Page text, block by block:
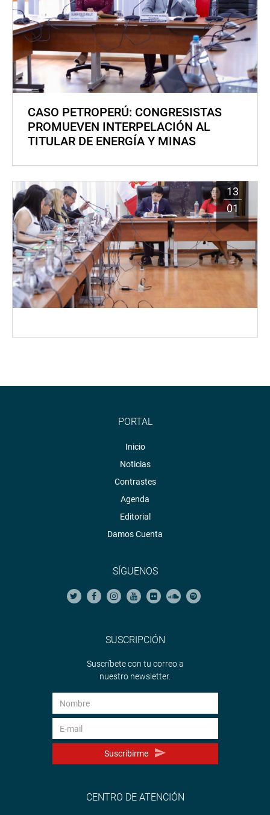
CASO PETROPERÚ: CONGRESISTAS
PROMUEVEN INTERPELACIÓN AL
TITULAR DE ENERGÍA Y MINAS
13
01
PORTAL
Inicio
Noticias
Contrastes
Agenda
Editorial
Damos Cuenta
SÍGUENOS
SUSCRIPCIÓN
Suscríbete con tu correo a
nuestro newsletter.
Suscribirme
CENTRO DE ATENCIÓN